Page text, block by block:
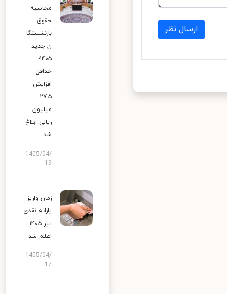
ارسال نظر
محاسبه
حقوق
بازنشستگا
ن جدید
۱۴۰۵؛
حداقل
افزایش
۲۷.۵
میلیون
ریالی ابلاغ
شد
1405/04/
19
زمان واریز
یارانه نقدی
تیر ۱۴۰۵
اعلام شد
1405/04/
17